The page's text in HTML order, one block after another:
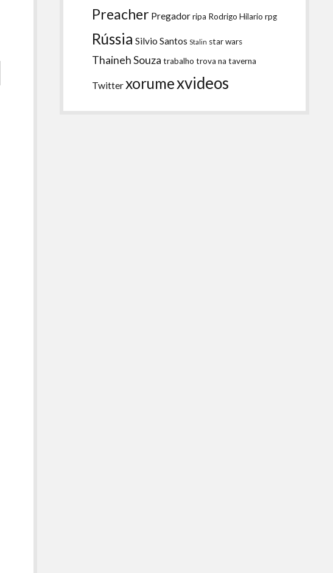
Preacher Pregadorripa Rodrigo Hilario rpg
Rússia Silvio Santos Stalin star wars
Thaineh Souza trabalho trova na taverna
Twitterxorumexvideos